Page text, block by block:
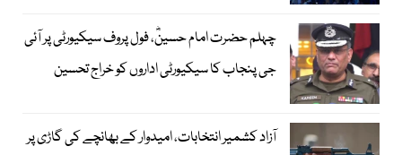
چہلم حضرت امام حسینؓ، فول پروف سیکیورٹی پر آئی
جی پنجاب کا سیکیورٹی اداروں کو خراج تحسین
آزاد کشمیر انتخابات، امیدوار کے بھانچے کی گاڑی پر